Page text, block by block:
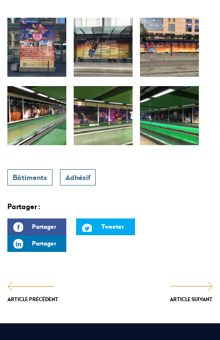
Bâtiments Adhésif
Partager :
Partager
Tweeter
Partager
ARTICLE PRÉCÉDENT ARTICLE SUIVANT